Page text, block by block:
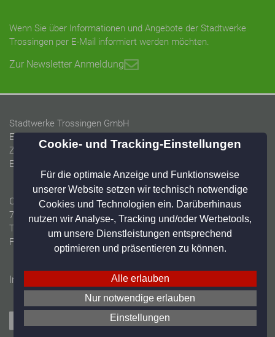
Wenn Sie über Informationen und Angebote der Stadtwerke
Trossingen per E-Mail informiert werden möchten.
Zur Newsletter Anmeldung
Stadtwerke Trossingen GmbH
Energieversorgung Trossingen GmbH
Zweckverband Baarwasserversorgung
Eigenbetrieb Wasser & Abwasser Trossingen
Christian-Messner-Straße 2-6
78647 Trossingen
Tel: 07425 9402-55
Fax: 07425 9402-19
Impressum Datenschutz Home
Besuchen Sie uns auf Facebook